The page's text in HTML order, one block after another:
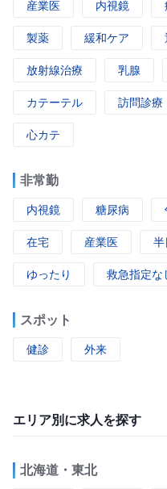
産業医 内視鏡
製薬 緩和ケア
放射線治療 乳腺
カテーテル 訪問診療
心カテ
非常勤
内視鏡 糖尿病
在宅 産業医 半
ゆったり 救急指定な
スポット
健診 外来
エリア別に求人を探す
北海道・東北